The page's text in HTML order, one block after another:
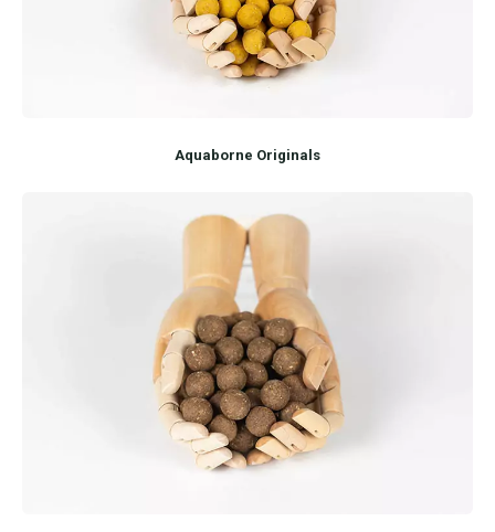
Aquaborne Originals